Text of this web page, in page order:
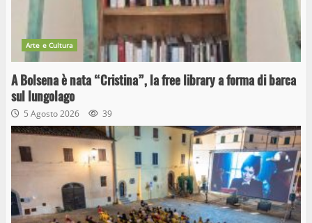
Arte e Cultura
A Bolsena è nata “Cristina”, la free library a forma di barca
sul lungolago
5 Agosto 2026 39